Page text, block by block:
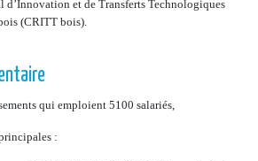
d’Innovation et de Transferts Technologiques
(CRITT bois).
qui emploient 5100 salariés,
: